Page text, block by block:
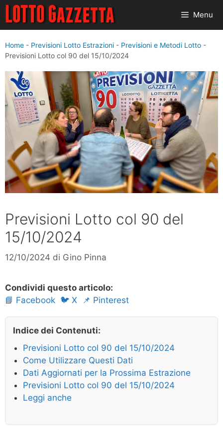
Vai
contenuto
Menu
Home - Previsioni Lotto Estrazioni - Previsioni e Metodi Lotto -
Previsioni Lotto col 90 del 15/10/2024
Previsioni Lotto col 90 del
15/10/2024
12/10/2024 di Gino Pinna
Condividi questo articolo:
📘 Facebook 🐦 X 📌 Pinterest
Indice dei Contenuti:
Previsioni Lotto col 90 del 15/10/2024
Come Utilizzare Questi Dati
Dati Aggiornati per la Prossima Estrazione
Previsioni Lotto col 90 del 15/10/2024
Leggi anche